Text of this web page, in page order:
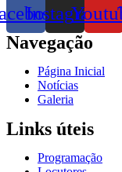
Instagram
Navegação
Página Inicial
Notícias
Galeria
Links úteis
Programação